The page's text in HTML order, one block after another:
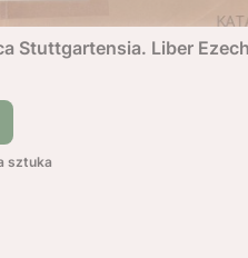
Stuttgartensia. Liber
sztuka